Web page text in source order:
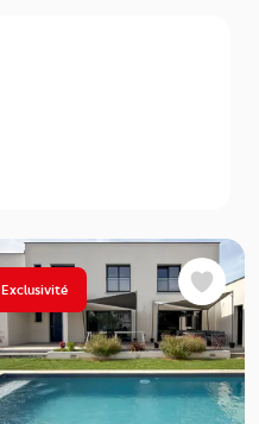
Exclusivité Favoris